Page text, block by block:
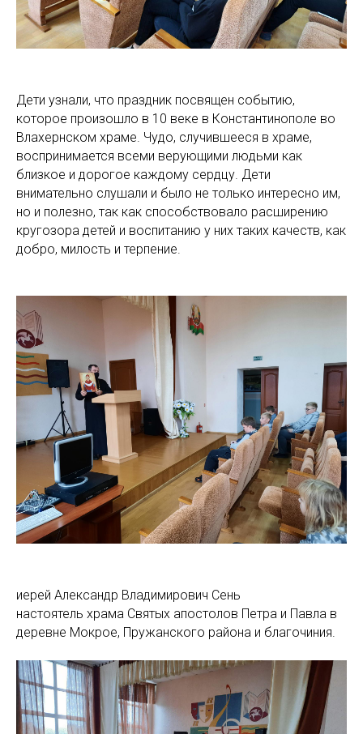
Дети узнали, что праздник посвящен событию,
которое произошло в 10 веке в Константинополе во
Влахернском храме. Чудо, случившееся в храме,
воспринимается всеми верующими людьми как
близкое и дорогое каждому сердцу. Дети
внимательно слушали и было не только интересно им,
но и полезно, так как способствовало расширению
кругозора детей и воспитанию у них таких качеств, как
добро, милость и терпение.
иерей Александр Владимирович Сень
настоятель храма Святых апостолов Петра и Павла в
деревне Мокрое, Пружанского района и благочиния.